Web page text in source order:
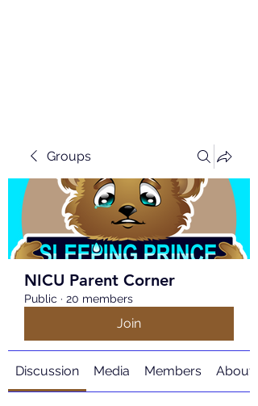
Groups
NICU Parent Corner
Public · 20 members
Join
Discussion Media Members About